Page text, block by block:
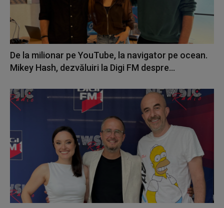
De la milionar pe YouTube, la navigator pe ocean.
Mikey Hash, dezvăluiri la Digi FM despre...